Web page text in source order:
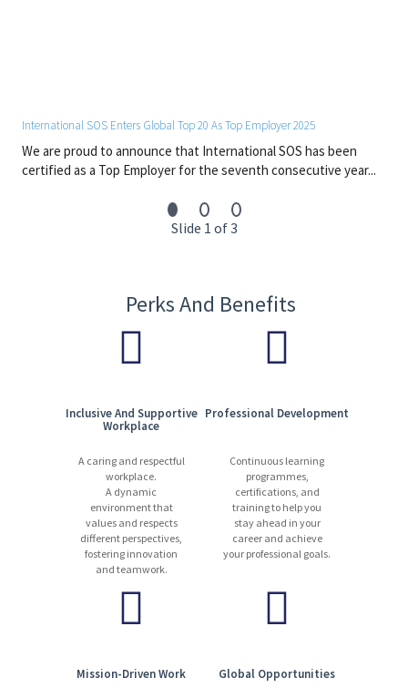
Atmosphäre: Verwirkliche Deine Ideen in einem
unterstützenden Teamumfeld
#LI-Hybrid
International SOS Enters Global Top 20 As Top Employer 2025
We are proud to announce that International SOS has been
certified as a Top Employer for the seventh consecutive year...
Slide 1 of 3
Perks And Benefits
Inclusive And Supportive
Workplace
A caring and respectful
workplace.
A dynamic
environment that
values and respects
different perspectives,
fostering innovation
and teamwork.
Professional Development
Continuous learning
programmes,
certifications, and
training to help you
stay ahead in your
career and achieve
your professional goals.
Mission-Driven Work Global Opportunities